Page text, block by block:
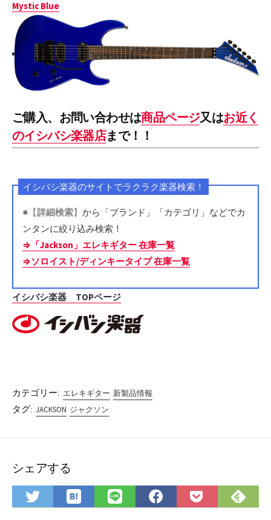
Mystic Blue
ご購入、お問い合わせは商品ページ又はお近く
のイシバシ楽器店まで！！
イシバシ楽器のサイトでラクラク楽器検索！
※ 【詳細検索】 から「ブランド」「カテゴリ」などでカ
ンタンに絞り込み検索！
⇒「Jackson」エレキギター 在庫一覧
⇒ソロイスト/ディンキータイプ 在庫一覧
イシバシ楽器 TOPページ
カテゴリー: エレキギター 新製品情報
タグ: JACKSON ジャクソン
シェアする
Twitter
で
は
て
LINE
で
Facebook
で
Pocket
に
で